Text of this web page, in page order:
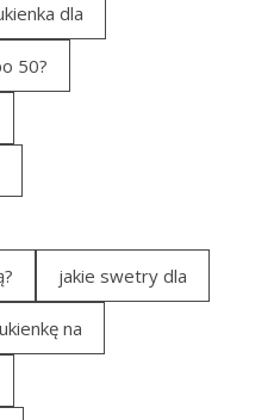
dla
50?
jakie swetry dla
na